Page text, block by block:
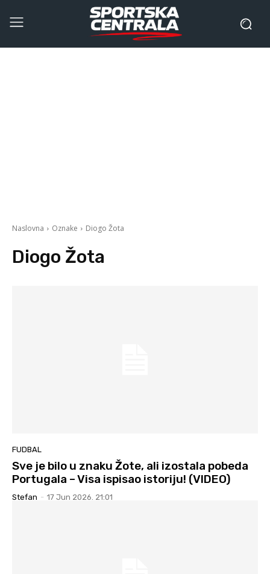
Naslovna Oznake Diogo Žota
Diogo Žota
FUDBAL
Sve je bilo u znaku Žote, ali izostala pobeda
Portugala – Visa ispisao istoriju! (VIDEO)
Stefan - 17 Jun 2026. 21:01